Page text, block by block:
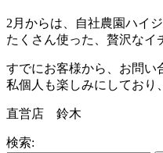
2月からは、自社農園ハイ
たくさん使った、贅沢なイ
すでにお客様から、お問い
私個人も楽しみにしており
直営店 鈴木
検索: